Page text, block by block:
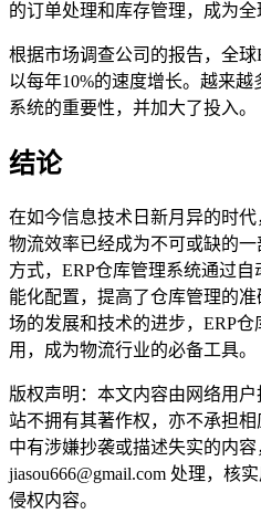
的订单处理和库存管理，成为全
根据市场调查公司的报告，全
以每年10%的速度增长。越来
系统的重要性，并加大了投入。
结论
在如今信息技术日新月异的时
物流效率已经成为不可或缺的
方式，ERP仓库管理系统通过
能化配置，提高了仓库管理的
场的发展和技术的进步，ERP
用，成为物流行业的必备工具。
版权声明：本文内容由网络用
站不拥有其著作权，亦不承担
中有涉嫌抄袭或描述失实的内容
jiasou666@gmail.com 处理，核
侵权内容。